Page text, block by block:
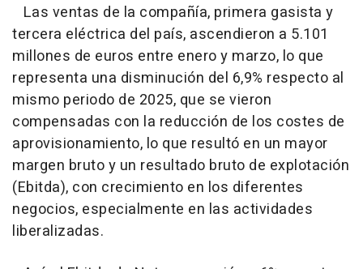
Las ventas de la compañía, primera gasista y
tercera eléctrica del país, ascendieron a 5.101
millones de euros entre enero y marzo, lo que
representa una disminución del 6,9% respecto al
mismo periodo de 2025, que se vieron
compensadas con la reducción de los costes de
aprovisionamiento, lo que resultó en un mayor
margen bruto y un resultado bruto de explotación
(Ebitda), con crecimiento en los diferentes
negocios, especialmente en las actividades
liberalizadas.